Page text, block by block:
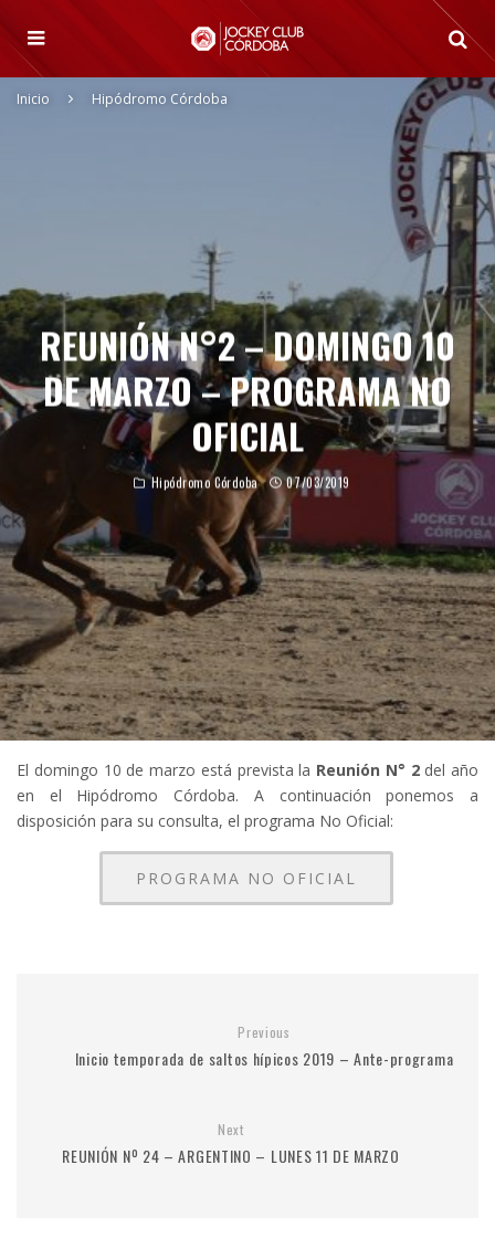
Inicio Hipódromo Córdoba
REUNIÓN N°2 – DOMINGO 10
DE MARZO – PROGRAMA NO
OFICIAL
Hipódromo Córdoba 07/03/2019
El domingo 10 de marzo está prevista la Reunión N° 2 del año
en el Hipódromo Córdoba. A continuación ponemos a
disposición para su consulta, el programa No Oficial:
PROGRAMA NO OFICIAL
Previous
Inicio temporada de saltos hípicos 2019 – Ante-programa
Next
REUNIÓN Nº 24 – ARGENTINO – LUNES 11 DE MARZO